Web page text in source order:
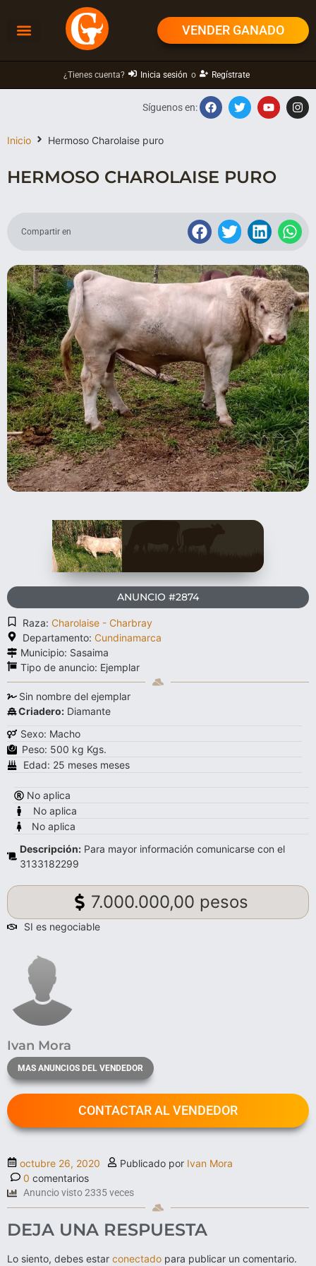
VENDER GANADO
¿Tienes cuenta? Inicia sesión o Regístrate
Inicio Hermoso Charolaise puro
Síguenos en:
HERMOSO CHAROLAISE PURO
Compartir en
ANUNCIO #2874
Raza: Charolaise - Charbray
Departamento: Cundinamarca
Municipio: Sasaima
Tipo de anuncio: Ejemplar
Sin nombre del ejemplar
Criadero: Diamante
Sexo: Macho
Peso: 500 kg Kgs.
Edad: 25 meses meses
No aplica
No aplica
No aplica
Descripción: Para mayor información comunicarse con el
3133182299
7.000.000,00 pesos
SI es negociable
Ivan Mora
MAS ANUNCIOS DEL VENDEDOR
CONTACTAR AL VENDEDOR
octubre 26, 2020 Publicado por Ivan Mora
0 comentarios
Anuncio visto 2335 veces
DEJA UNA RESPUESTA
Lo siento, debes estar conectado para publicar un comentario.